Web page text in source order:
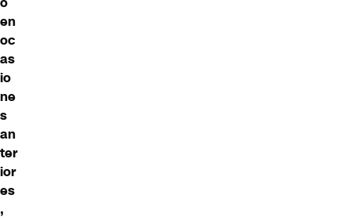
en
oc
as
io
ne
s
an
ter
ior
es
,